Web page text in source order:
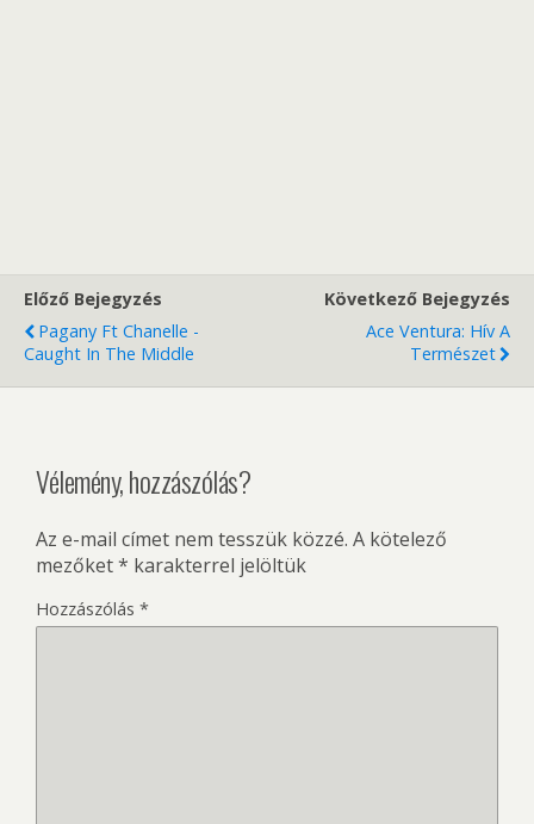
Előző Bejegyzés
Pagany Ft Chanelle -
Caught In The Middle
Következő Bejegyzés
Ace Ventura: Hív A
Természet
Vélemény, hozzászólás?
Az e-mail címet nem tesszük közzé. A kötelező
mezőket* karakterrel jelöltük
Hozzászólás *